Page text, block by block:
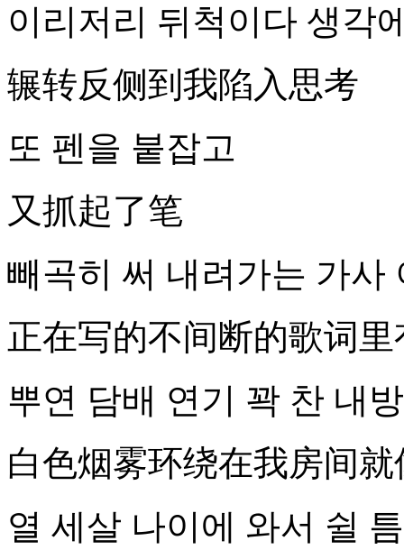
이리저리 뒤척이다 생각
辗转反侧到我陷入思考
또 펜을 붙잡고
又抓起了笔
빼곡히 써 내려가는 가사
正在写的不间断的歌词
뿌연 담배 연기 꽉 찬 내
白色烟雾环绕在我房间就
열 세살 나이에 와서 쉴